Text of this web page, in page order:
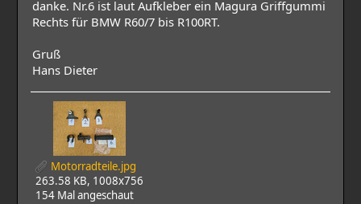
danke. Nr.6 ist laut Aufkleber ein Magura Griffgummi
Rechts für BMW R60/7 bis R100RT.
Gruß
Hans Dieter
Motorradteile.jpg
263.58 KB, 1008x756
154 Mal angeschaut